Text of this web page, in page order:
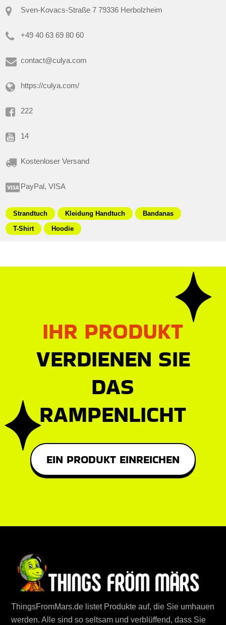
Sven-Kovacs-Straße 7 79336 Herbolzheim
+49 40 63 69 80 60
contact@culya.com
https://culya.com/
222
14
Kostenloser Versand
PayPal, VISA
Strandtuch Kleidung Handtuch
Bandanas
T-Shirt
Hoodie
IHR PRODUKT
VERDIENEN SIE
DAS
RAMPENLICHT
EIN PRODUKT EINREICHEN
ThingsFromMars.de listet Produkte auf, die Sie umhauen
werden. Alle sind so seltsam und verblüffend, dass Sie